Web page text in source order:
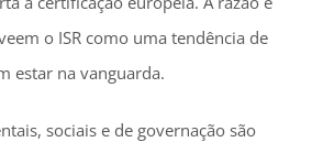
o ISR como uma tendência de
estar na vanguarda.
sociais e de governação são